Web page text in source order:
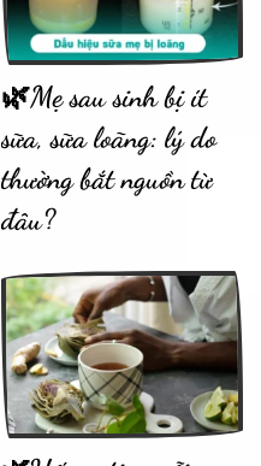
🌿Mẹ sau sinh bị ít
sữa, sữa loãng: lý do
thường bắt nguồn từ
đâu?